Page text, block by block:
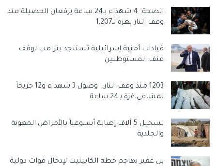
وسوم: الجوع النوم ما قبل النوم
الصحة: 4 شهداء بـ24 ساعة يرفعان الحصيلة منذ
وقف النار بغزة لـ1,207
قيادات أمنية إسرائيلية تستنجد بترامب لوقف
عنف المستوطنين
1203 منذ وقف النار.. وصول 3 شهداء و12 جريحاً
لمشافي غزة بـ24 ساعة
تسجيل 5 آلاف إصابة أسبوعياً بالأمراض المعوية
والجلدية
بن غفير يهاجم خطة الكابينيت لإدخال قوات دولية